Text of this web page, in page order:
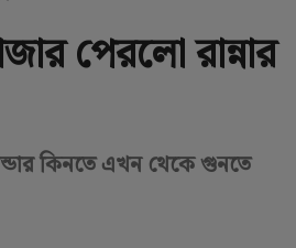
পেরলো রান্নার
কিনতে এখন থেকে গুনতে